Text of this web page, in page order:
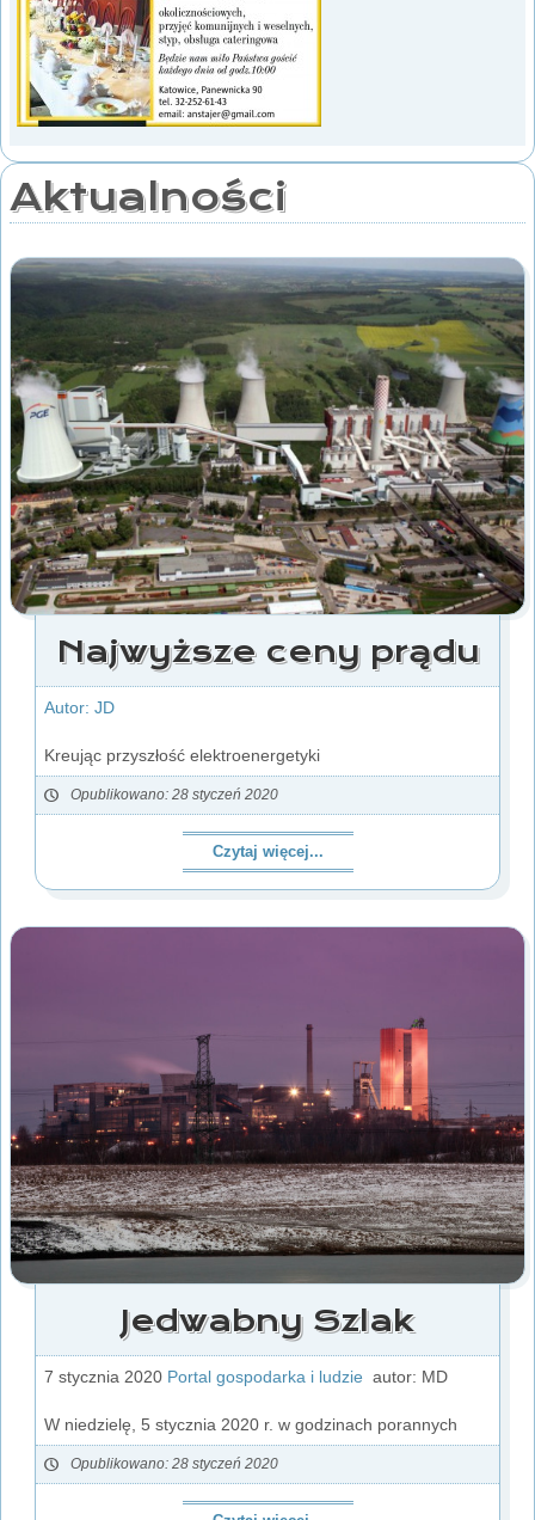
Aktualności
Najwyższe ceny prądu
Autor: JD
Kreując przyszłość elektroenergetyki
Opublikowano: 28 styczeń 2020
Czytaj więcej...
Jedwabny Szlak
7 stycznia 2020 Portal gospodarka i ludzie autor: MD
W niedzielę, 5 stycznia 2020 r. w godzinach porannych
Opublikowano: 28 styczeń 2020